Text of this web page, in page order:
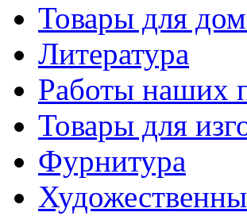
Товары для
Литература
Работы наших
Товары для
Фурнитура